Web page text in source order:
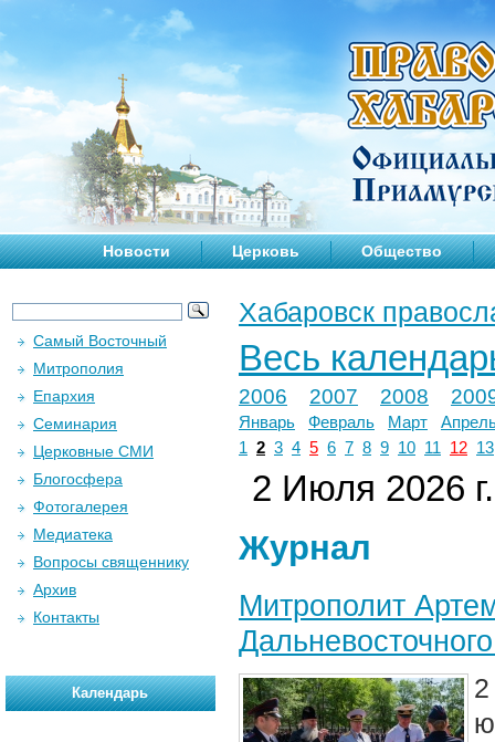
Новости Церковь Общество
Хабаровск
Весь
2006 2007 2008
Январь Февраль Март
1 2 3 4 5 6 7 8 9 10 11 12 13
2 Июля 2026 г.
Журнал
Митрополит
Самый Восточный
Митрополия
Епархия
Семинария
Церковные СМИ
Блогосфера
Фотогалерея
Медиатека
Вопросы священнику
Архив
Контакты
Календарь